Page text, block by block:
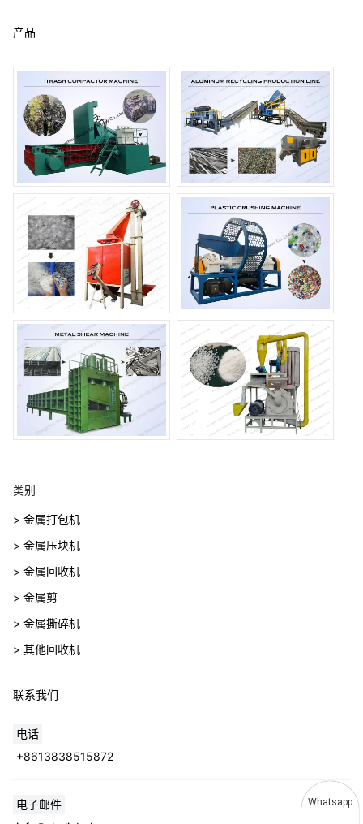
产品
类别
> 金属打包机
> 金属压块机
> 金属回收机
> 金属剪
> 金属撕碎机
> 其他回收机
联系我们
电话
+8613838515872
电子邮件
Whatsapp